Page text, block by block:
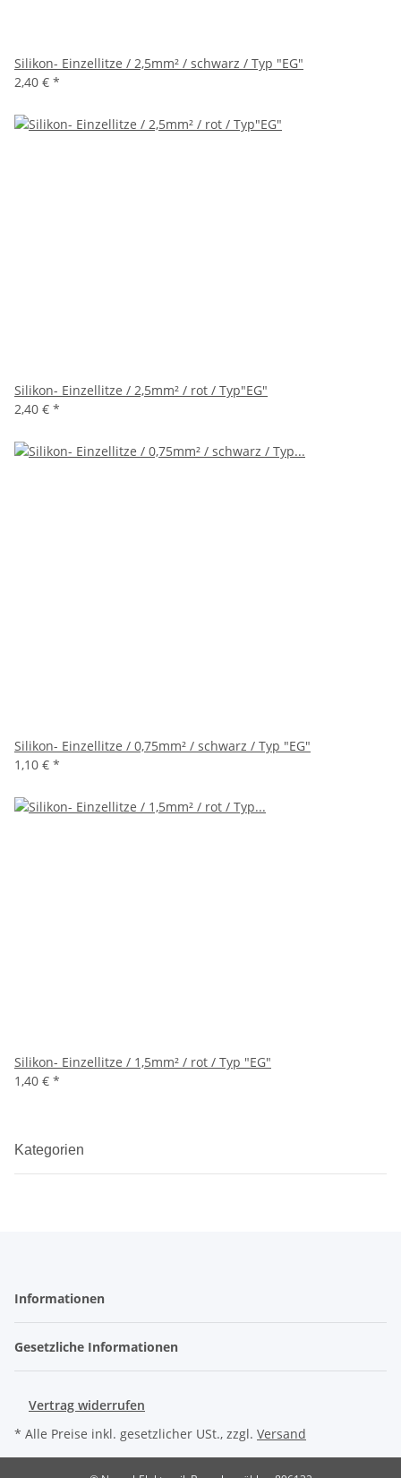
Silikon- Einzellitze / 2,5mm² / schwarz / Typ "EG"
2,40 € *
Silikon- Einzellitze / 2,5mm² / rot / Typ"EG"
2,40 € *
Silikon- Einzellitze / 0,75mm² / schwarz / Typ "EG"
1,10 € *
Silikon- Einzellitze / 1,5mm² / rot / Typ "EG"
1,40 € *
Kategorien
Informationen
Gesetzliche Informationen
Vertrag widerrufen
* Alle Preise inkl. gesetzlicher USt., zzgl. Versand